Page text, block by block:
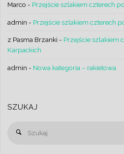
Marco - Przejście szlakiem czterech
admin - Przejście szlakiem czterech
z Pasma Brzanki - Przejście szlakiem
Karpackich
admin - Nowa kategoria – rakietowa
SZUKAJ
Szukaj